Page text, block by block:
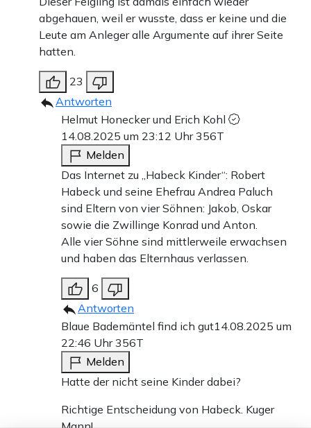
abgehauen, weil er wusste, dass er keine und die
Leute am Anleger alle Argumente auf ihrer Seite
hatten.
23
Antworten
Helmut Honecker und Erich Kohl
14.08.2025 um 23:12 Uhr356T
Melden
Das Internet zu „Habeck Kinder“: Robert
Habeck und seine Ehefrau Andrea Paluch
sind Eltern von vier Söhnen: Jakob, Oskar
sowie die Zwillinge Konrad und Anton.
Alle vier Söhne sind mittlerweile erwachsen
und haben das Elternhaus verlassen.
6
Antworten
Blaue Bademäntel find ich gut14.08.2025 um
22:46 Uhr356T
Melden
Hatte der nicht seine Kinder dabei?
Richtige Entscheidung von Habeck. Kuger